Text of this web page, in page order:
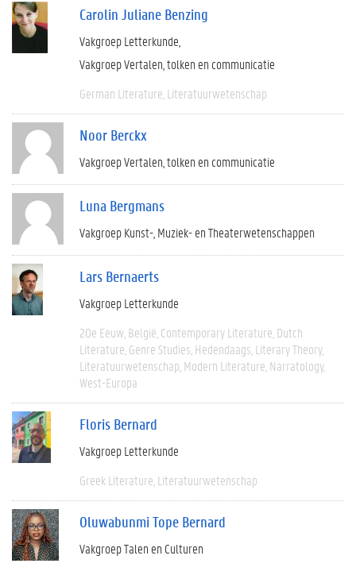
Carolin Juliane Benzing
Vakgroep Letterkunde
Vakgroep Vertalen, tolken en communicatie
German Literature Literatuurwetenschap
Noor Berckx
Vakgroep Vertalen, tolken en communicatie
Luna Bergmans
Vakgroep Kunst-, Muziek- en Theaterwetenschappen
Lars Bernaerts
Vakgroep Letterkunde
20e Eeuw België Contemporary Literature Dutch
Literature Genre Studies Hedendaags Literary Theory
Literatuurwetenschap Modern Literature Narratology
West-Europa
Floris Bernard
Vakgroep Letterkunde
Greek Literature Literatuurwetenschap
Oluwabunmi Tope Bernard
Vakgroep Talen en Culturen